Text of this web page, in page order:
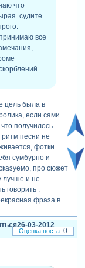
что
судите
все
цель была в
если сами
получилось
песни не
фотки
сумбурно и
про сюжет
лучше и не
говорить .
фраза в
сосем не
26-03-2012
0